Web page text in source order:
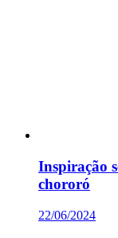
Inspiração
chororó
22/06/2024